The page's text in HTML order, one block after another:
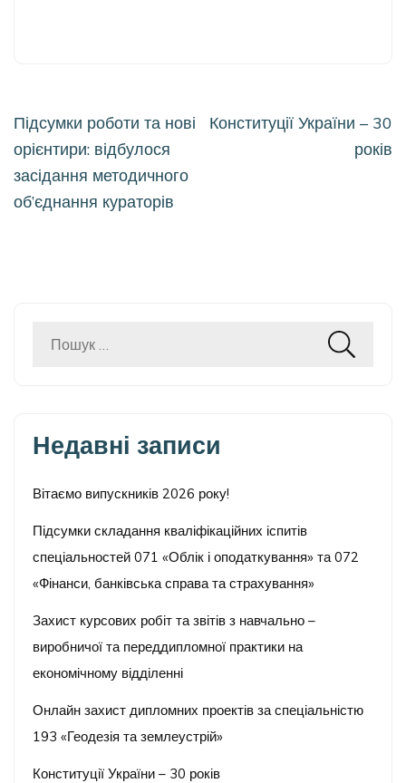
Навігація
записів
Підсумки роботи та нові
орієнтири: відбулося
засідання методичного
об’єднання кураторів
Конституції України – 30
років
Пошук:
Недавні записи
Вітаємо випускників 2026 року!
Підсумки складання кваліфікаційних іспитів
спеціальностей 071 «Облік і оподаткування» та 072
«Фінанси, банківська справа та страхування»
Захист курсових робіт та звітів з навчально –
виробничої та переддипломної практики на
економічному відділенні
Онлайн захист дипломних проектів за спеціальністю
193 «Геодезія та землеустрій»
Конституції України – 30 років